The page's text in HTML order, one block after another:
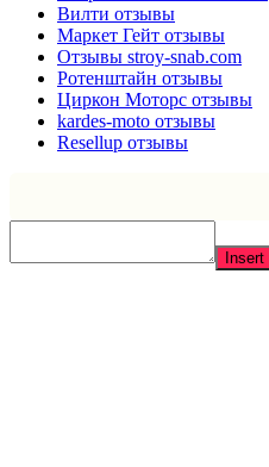
Вилти отзывы
Маркет Гейт отзывы
Отзывы stroy-snab.com
Ротенштайн отзывы
Циркон Моторс отзывы
kardes-moto отзывы
Resellup отзывы
Insert